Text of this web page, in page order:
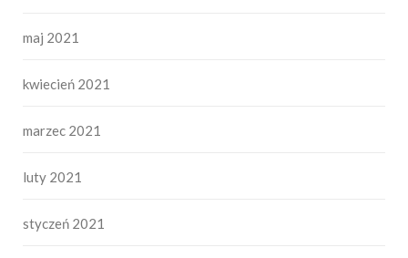
maj 2021
kwiecień 2021
marzec 2021
luty 2021
styczeń 2021